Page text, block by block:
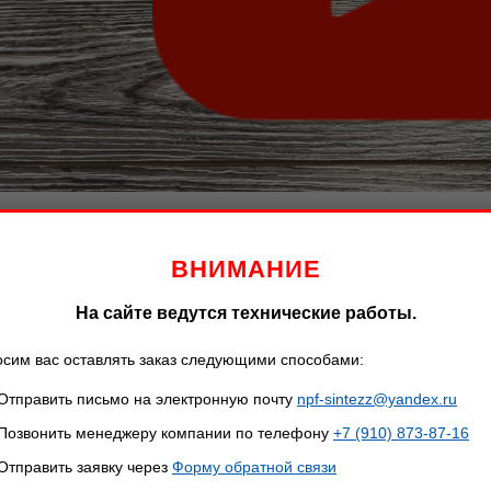
товара
"Диверсант УР" отличное решение, если вы любите активный
не требователен к уходу. Благодаря нержавеющей стали, этот
ВНИМАНИЕ
На сайте ведутся технические работы.
вас оставлять заказ следующими способами:
письмо на электронную почту npf-sintezz@yandex.ru
менеджеру компании по телефону +7 (910) 873-87-16
заявку через Форму обратной связи